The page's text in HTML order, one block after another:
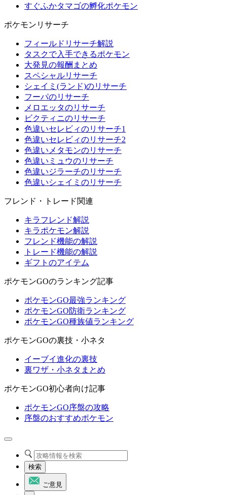
すぐふかタマゴの孵化ポケモン
ポケモンリサーチ
フィールドリサーチ解説
タスクで入手できるポケモン
大発見の報酬まとめ
スペシャルリサーチ
シェイミ(ランド)のリサーチ
フーパのリサーチ
メロエッタのリサーチ
ビクティニのリサーチ
色違いセレビィのリサーチ1
色違いセレビィのリサーチ2
色違いメタモンのリサーチ
色違いミュウのリサーチ
色違いジラーチのリサーチ
色違いシェイミのリサーチ
フレンド・トレード関連
キラフレンド解説
キラポケモン解説
フレンド機能の解説
トレード機能の解説
ギフトのアイテム
ポケモンGOのランキング記事
ポケモンGO最強ランキング
ポケモンGO防衛ランキング
ポケモンGO種族値ランキング
ポケモンGOの裏技・小ネタ
イーブイ進化の裏技
裏ワザ・小ネタまとめ
ポケモンGO初心者向け記事
ポケモンGO序盤の攻略
序盤のおすすめポケモン
検索
ご意見